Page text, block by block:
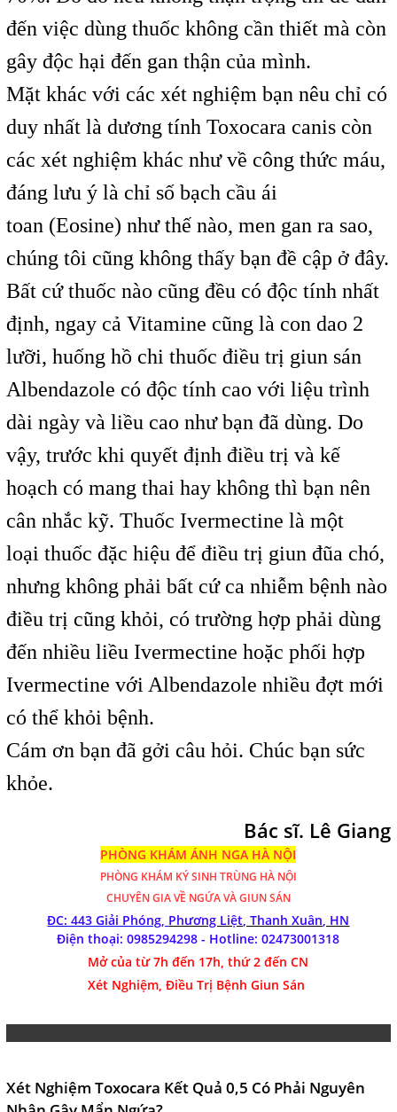
đến việc dùng thuốc không cần thiết mà còn
gây độc hại đến gan thận của mình.
Mặt khác với các xét nghiệm bạn nêu chỉ có
duy nhất là dương tính Toxocara canis còn
các xét nghiệm khác như về công thức máu,
đáng lưu ý là chỉ số bạch cầu ái
toan (Eosine) như thế nào, men gan ra sao,
chúng tôi cũng không thấy bạn đề cập ở đây.
Bất cứ thuốc nào cũng đều có độc tính nhất
định, ngay cả Vitamine cũng là con dao 2
lưỡi, huống hồ chi thuốc điều trị giun sán
Albendazole có độc tính cao với liệu trình
dài ngày và liều cao như bạn đã dùng. Do
vậy, trước khi quyết định điều trị và kế
hoạch có mang thai hay không thì bạn nên
cân nhắc kỹ. Thuốc Ivermectine là một
loại thuốc đặc hiệu để điều trị giun đũa chó,
nhưng không phải bất cứ ca nhiễm bệnh nào
điều trị cũng khỏi, có trường hợp phải dùng
đến nhiều liều Ivermectine hoặc phối hợp
Ivermectine với Albendazole nhiều đợt mới
có thể khỏi bệnh.
Cám ơn bạn đã gởi câu hỏi. Chúc bạn sức
khỏe.
Bác sĩ. Lê Giang
PHÒNG KHÁM ÁNH NGA HÀ NỘI
PHÒNG KHÁM KÝ SINH TRÙNG HÀ NỘI
CHUYÊN GIA VỀ NGỨA VÀ GIUN SÁN
ĐC: 443 Giải Phóng, Phương Liệt, Thanh Xuân, HN
Điện thoại: 0985294298 - Hotline:02473001318
Mở của từ 7h đến 17h, thứ 2 đến CN
Xét Nghiệm, Điều Trị Bệnh Giun Sán
Xét Nghiệm Toxocara Kết Quả 0,5 Có Phải Nguyên